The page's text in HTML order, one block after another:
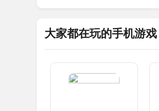
大家都在玩的手机游戏